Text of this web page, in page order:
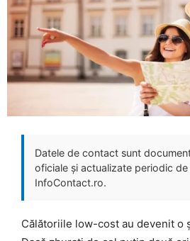
Datele de contact sunt
oficiale și actualizate periodic
InfoContact.ro.
Călătoriile low-cost au devenit o